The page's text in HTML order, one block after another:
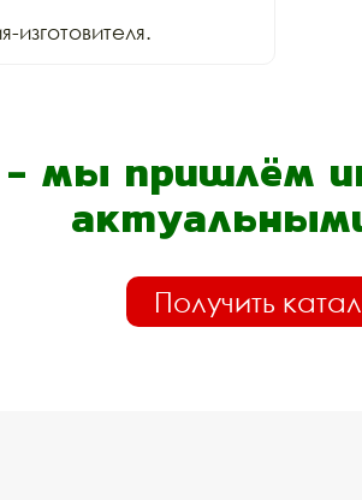
- мы пришлём
Получить